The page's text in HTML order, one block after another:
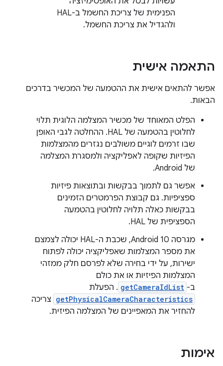
הפנימית של צריכת החשמל ב-HAL
ולהגדיל את צריכת החשמל.
התאמה אישית
אפשר להתאים אישית את ההטמעה של המכשיר בדרכים
הבאות.
הפלט המאוחד של מכשיר המצלמה הלוגית תלוי
לחלוטין בהטמעה של HAL. ההחלטה לגבי האופן
שבו זרמים לוגיים משולבים נגזרים מהמצלמות
הפיזיות שקופה לאפליקציה ולמסגרת המצלמה
של Android.
אפשר גם לתמוך בבקשות ובתוצאות פיזיות
ספציפיות. גם קבוצת הפרמטרים הזמינים
בבקשות כאלה תלויה לחלוטין בהטמעה
הספציפית של HAL.
מגרסה Android 10, שכבת ה-HAL יכולה לצמצם
את מספר המצלמות שאפליקציה יכולה לפתוח
ישירות, על ידי בחירה שלא לפרסם חלק ממזהי
המצלמות הפיזיות או את כולם
ב- getCameraIdList . הפעלת
getPhysicalCameraCharacteristics צריכה
להחזיר את המאפיינים של המצלמה הפיזית.
אימות